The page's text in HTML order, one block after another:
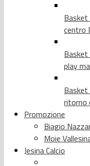
Basket
centro
Basket
play
Basket
ritorno
Promozione
Biagio
Moie
Jesina Calcio